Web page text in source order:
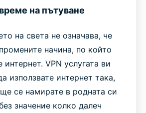
на пътуване
на света не означава, че
начина, по който
интернет. VPN услугата ви
използвате интернет така,
се намирате в родната си
значение колко далеч